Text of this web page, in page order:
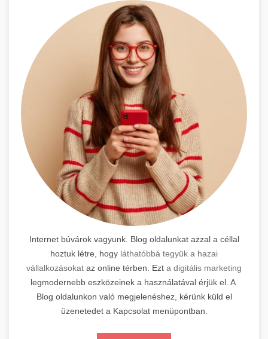
Internet búvárok vagyunk. Blog oldalunkat azzal a céllal
hoztuk létre, hogy láthatóbbá tegyük a hazai
vállalkozásokat az online térben. Ezt a digitális marketing
legmodernebb eszközeinek a használatával érjük el. A
Blog oldalunkon való megjelenéshez, kérünk küld el
üzenetedet a Kapcsolat menüpontban.